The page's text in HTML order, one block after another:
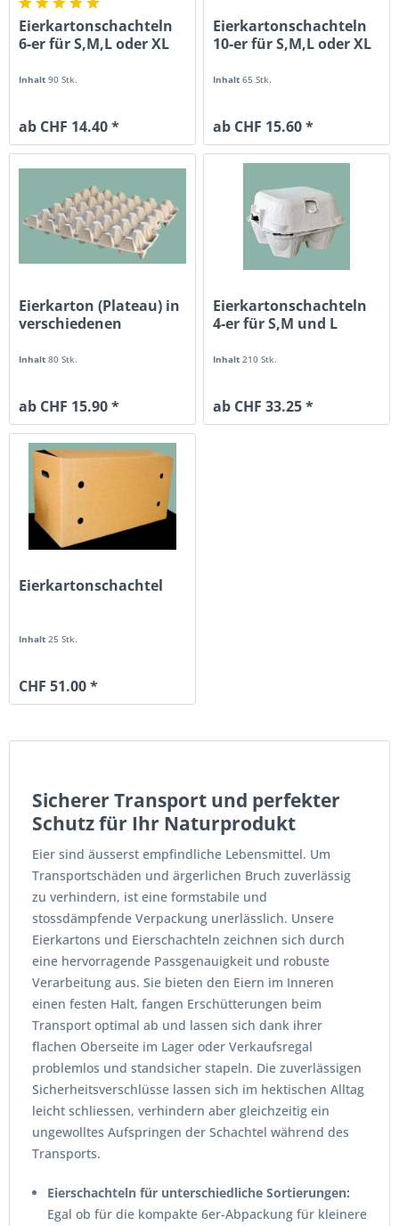
Eierkartonschachteln
6-er für S,M,L oder XL
Inhalt90 Stk.
ab CHF 14.40 *
Eierkartonschachteln
10-er für S,M,L oder XL
Inhalt65 Stk.
ab CHF 15.60 *
Eierkarton (Plateau) in
verschiedenen
Inhalt80 Stk.
ab CHF 15.90 *
Eierkartonschachteln
4-er für S,M und L
Inhalt210 Stk.
ab CHF 33.25 *
Eierkartonschachtel
Inhalt 25 Stk.
CHF 51.00 *
Sicherer Transport und perfekter
Schutz für Ihr Naturprodukt
Eier sind äusserst empfindliche Lebensmittel. Um
Transportschäden und ärgerlichen Bruch zuverlässig
zu verhindern, ist eine formstabile und
stossdämpfende Verpackung unerlässlich. Unsere
Eierkartons und Eierschachteln zeichnen sich durch
eine hervorragende Passgenauigkeit und robuste
Verarbeitung aus. Sie bieten den Eiern im Inneren
einen festen Halt, fangen Erschütterungen beim
Transport optimal ab und lassen sich dank ihrer
flachen Oberseite im Lager oder Verkaufsregal
problemlos und standsicher stapeln. Die zuverlässigen
Sicherheitsverschlüsse lassen sich im hektischen Alltag
leicht schliessen, verhindern aber gleichzeitig ein
ungewolltes Aufspringen der Schachtel während des
Transports.
Eierschachteln für unterschiedliche Sortierungen:
Egal ob für die kompakte 6er-Abpackung für kleinere